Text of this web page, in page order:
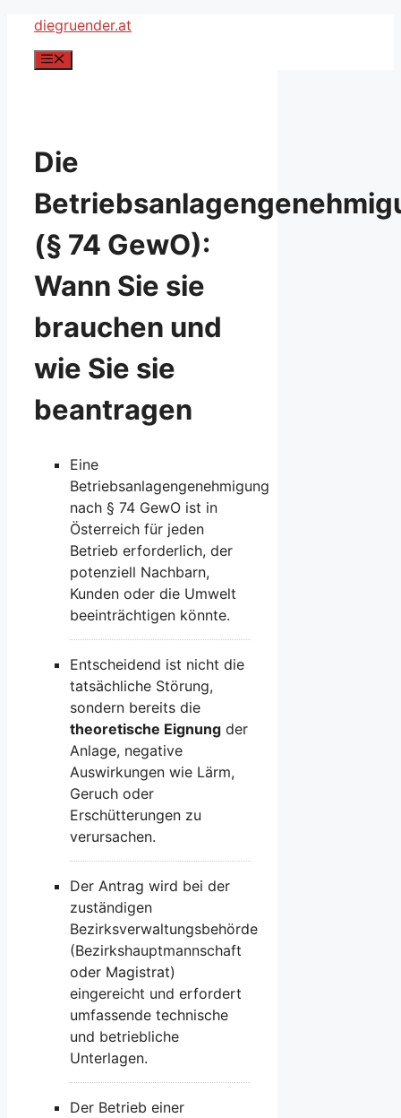
Zum
Inhalt
springen
diegruender.at
Menü
Die
(§ 74 GewO):
Wann Sie sie
brauchen und
wie Sie sie
beantragen
Eine
Betriebsanlagengenehmigung
nach § 74 GewO ist in
Österreich für jeden
Betrieb erforderlich, der
potenziell Nachbarn,
Kunden oder die Umwelt
beeinträchtigen könnte.
Entscheidend ist nicht die
tatsächliche Störung,
sondern bereits die
theoretische Eignung der
Anlage, negative
Auswirkungen wie Lärm,
Geruch oder
Erschütterungen zu
verursachen.
Der Antrag wird bei der
zuständigen
Bezirksverwaltungsbehörde
(Bezirkshauptmannschaft
oder Magistrat)
eingereicht und erfordert
umfassende technische
und betriebliche
Unterlagen.
Der Betrieb einer